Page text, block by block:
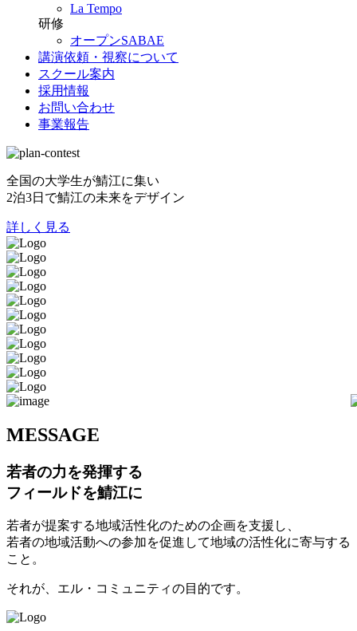
La Tempo
研修
オープンSABAE
講演依頼・視察について
スクール案内
採用情報
お問い合わせ
事業報告
全国の大学生が鯖江に集い
2泊3日で鯖江の未来をデザイン
詳しく見る
MESSAGE
若者の力を発揮する
フィールドを鯖江に
若者が提案する地域活性化のための企画を支援し、
若者の地域活動への参加を促進して地域の活性化に寄与する
こと。
それが、エル・コミュニティの目的です。